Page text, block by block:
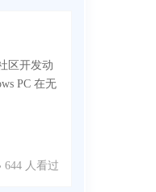
区开发动
PC 在无
644 人看过